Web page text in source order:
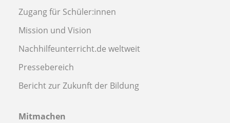
Zugang für Schüler:innen
Mission und Vision
Nachhilfeunterricht.de weltweit
Pressebereich
Bericht zur Zukunft der Bildung
Mitmachen